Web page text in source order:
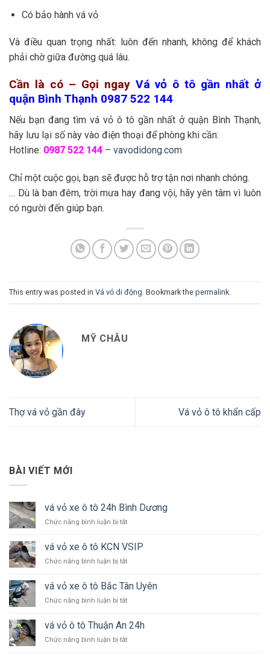
Có bảo hành vá vỏ
Và điều quan trọng nhất: luôn đến nhanh, không để khách
phải chờ giữa đường quá lâu.
Cần là có – Gọi ngay Vá vỏ ô tô gần nhất ở
quận Bình Thạnh 0987 522 144
Nếu bạn đang tìm vá vỏ ô tô gần nhất ở quận Bình Thạnh,
hãy lưu lại số này vào điện thoại để phòng khi cần:
Hotline: 0987 522 144 – vavodidong.com
Chỉ một cuộc gọi, bạn sẽ được hỗ trợ tận nơi nhanh chóng.
… Dù là ban đêm, trời mưa hay đang vội, hãy yên tâm vì luôn
có người đến giúp bạn.
This entry was posted in Vá vỏ di động . Bookmark the permalink
MỸ CHÂU
Thợ vá vỏ gần đây Vá vỏ ô tô khẩn cấp
BÀI VIẾT MỚI
vá vỏ xe ô tô 24h Bình Dương
Chức năng bình luận bị tắtở
vỏ
xe
ô
24h
Dương
vá vỏ xe ô tô KCN VSIP
Chức năng bình luận bị tắtở
vỏ
xe
ô
KCN
vá vỏ xe ô tô Bắc Tân Uyên
Chức năng bình luận bị tắtở
vỏ
xe
ô
vá vỏ ô tô Thuận An 24h
Chức năng bình luận bị tắtở